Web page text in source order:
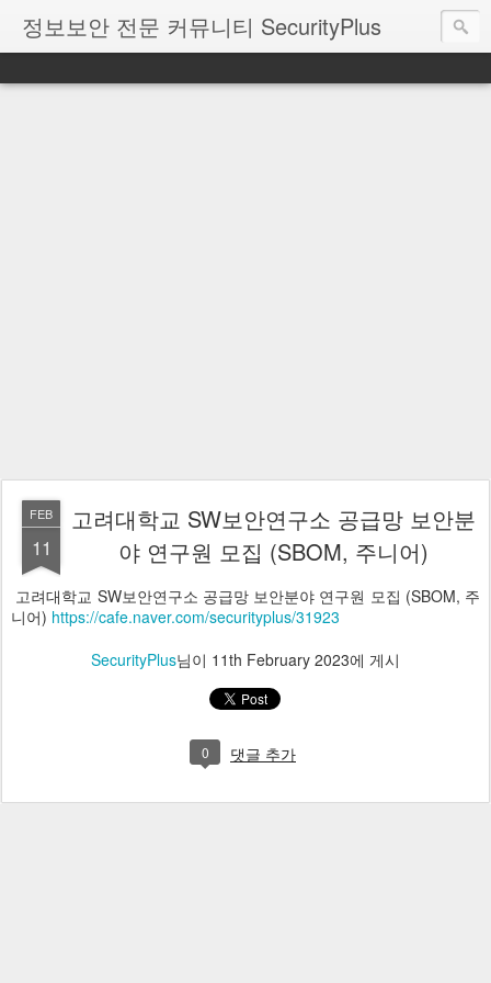
정보보안 전문 커뮤니티 SecurityPlus
FEB
11
고려대학교 SW보안연구소 공급망 보안분
야 연구원 모집 (SBOM, 주니어)
고려대학교 SW보안연구소 공급망 보안분야 연구원 모집 (SBOM, 주
니어) https://cafe.naver.com/securityplus/31923
SecurityPlus님이 11th February 2023에 게시
0 댓글 추가